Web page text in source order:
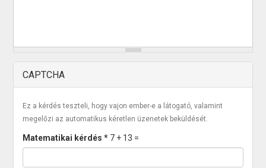
CAPTCHA
Ez a kérdés teszteli, hogy vajon ember-e a látogató, valamint
megelőzi az automatikus kéretlen üzenetek beküldését.
Matematikai kérdés* 7 + 13 =